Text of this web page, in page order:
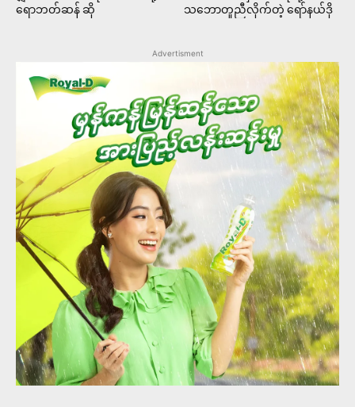
ရောဘတ်ဆန် ဆို
သဘောတူညီလိုက်တဲ့ ရော်နယ်ဒို
Advertisment